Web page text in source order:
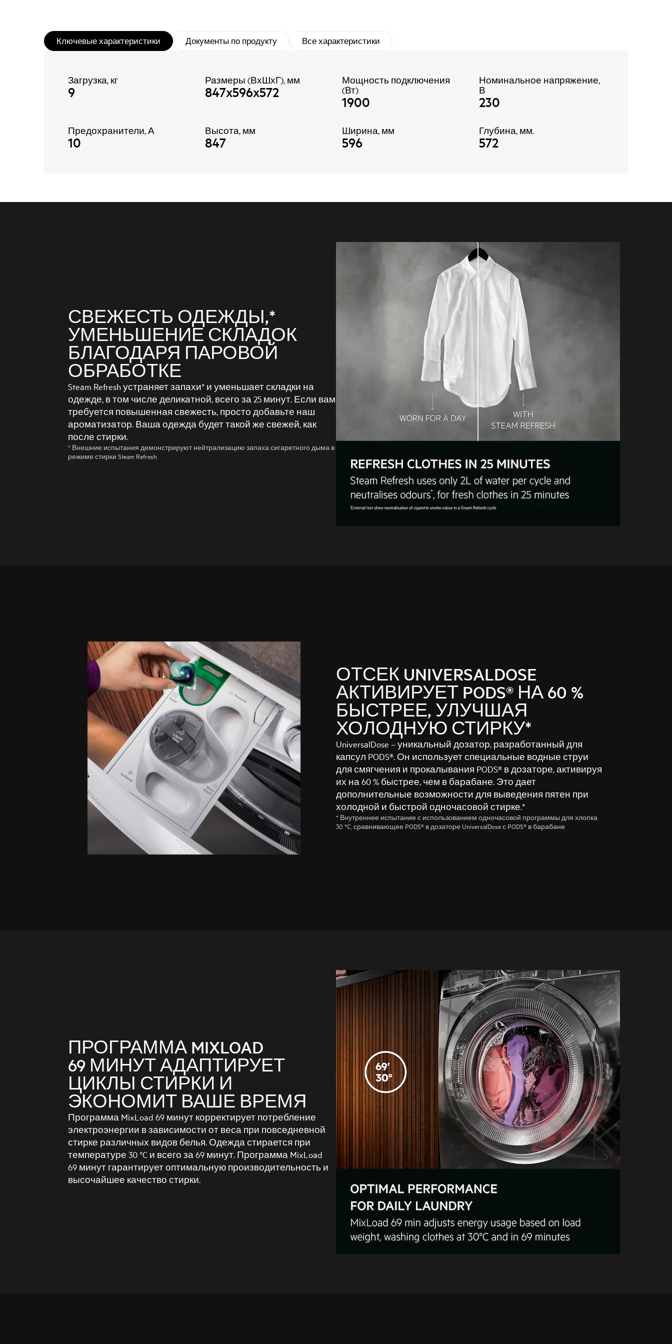
Ключевые характеристики Документы по продукту Все характеристики
Загрузка, кг
9
Размеры (ВхШхГ), мм
847x596x572
Мощность подключения
(Вт)
1900
Номинальное напряжение,
В
230
Предохранители, А
10
Высота, мм
847
Ширина, мм
596
Глубина, мм.
572
СВЕЖЕСТЬ ОДЕЖДЫ,*
УМЕНЬШЕНИЕ СКЛАДОК
БЛАГОДАРЯ ПАРОВОЙ
ОБРАБОТКЕ
Steam Refresh устраняет запахи* и уменьшает складки на
одежде, в том числе деликатной, всего за 25 минут. Если вам
требуется повышенная свежесть, просто добавьте наш
ароматизатор. Ваша одежда будет такой же свежей, как
после стирки.
* Внешние испытания демонстрируют нейтрализацию запаха сигаретного дыма в
режиме стирки Steam Refresh.
ОТСЕК UNIVERSALDOSE
АКТИВИРУЕТ PODS® НА 60 %
БЫСТРЕЕ, УЛУЧШАЯ
ХОЛОДНУЮ СТИРКУ*
UniversalDose – уникальный дозатор, разработанный для
капсул PODS®. Он использует специальные водные струи
для смягчения и прокалывания PODS® в дозаторе, активируя
их на 60 % быстрее, чем в барабане. Это дает
дополнительные возможности для выведения пятен при
холодной и быстрой одночасовой стирке.*
* Внутреннее испытание с использованием одночасовой программы для хлопка
30 °C, сравнивающее PODS® в дозаторе UniversalDose с PODS® в барабане
ПРОГРАММА MIXLOAD
69 МИНУТ АДАПТИРУЕТ
ЦИКЛЫ СТИРКИ И
ЭКОНОМИТ ВАШЕ ВРЕМЯ
Программа MixLoad 69 минут корректирует потребление
электроэнергии в зависимости от веса при повседневной
стирке различных видов белья. Одежда стирается при
температуре 30 °C и всего за 69 минут. Программа MixLoad
69 минут гарантирует оптимальную производительность и
высочайшее качество стирки.